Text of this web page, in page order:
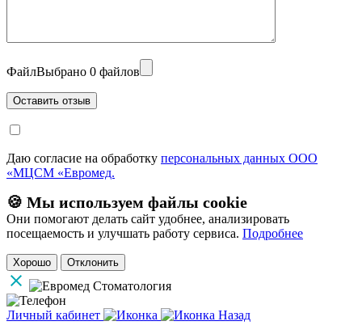
ФайлВыбрано 0 файлов
Даю согласие на обработку персональных данных ООО
«МЦСМ «Евромед.
🍪 Мы используем файлы cookie
Они помогают делать сайт удобнее, анализировать
посещаемость и улучшать работу сервиса. Подробнее
Хорошо Отклонить
Личный кабинет
Назад